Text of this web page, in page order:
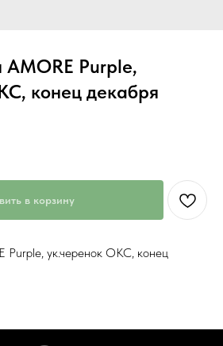
Purple,
конец декабря
в корзину
ук.черенок ОКС, конец